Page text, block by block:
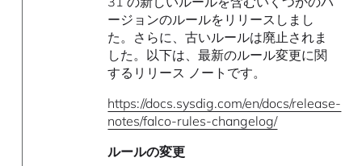
ージョンのルールをリリースしまし
た。さらに、古いルールは廃止されま
した。以下は、最新のルール変更に関
するリリース ノートです。
https://docs.sysdig.com/en/docs/release-
notes/falco-rules-changelog/
ルールの変更